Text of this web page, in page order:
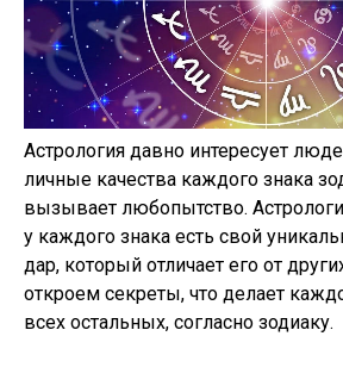
Астрология давно интересует
личные качества каждого знака
вызывает любопытство.
у каждого знака есть свой
дар, который отличает его от
откроем секреты, что делает
всех остальных, согласно зодиаку.